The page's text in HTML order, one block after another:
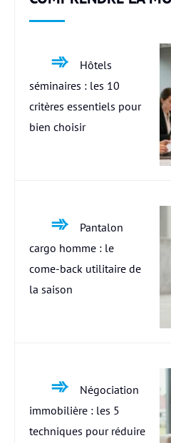
Hôtels
séminaires : les 10
critères essentiels pour
bien choisir
Pantalon
cargo homme : le
come-back utilitaire de
la saison
Négociation
immobilière : les 5
techniques pour réduire